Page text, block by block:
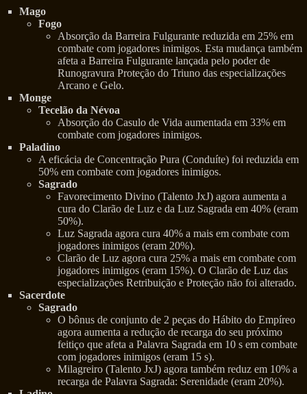
Mago
Fogo
Absorção da Barreira Fulgurante reduzida em 25% em
combate com jogadores inimigos. Esta mudança também
afeta a Barreira Fulgurante lançada pelo poder de
Runogravura Proteção do Triuno das especializações
Arcano e Gelo.
Monge
Tecelão da Névoa
Absorção do Casulo de Vida aumentada em 33% em
combate com jogadores inimigos.
Paladino
A eficácia de Concentração Pura (Conduíte) foi reduzida em
50% em combate com jogadores inimigos.
Sagrado
Favorecimento Divino (Talento JxJ) agora aumenta a
cura do Clarão de Luz e da Luz Sagrada em 40% (eram
50%).
Luz Sagrada agora cura 40% a mais em combate com
jogadores inimigos (eram 20%).
Clarão de Luz agora cura 25% a mais em combate com
jogadores inimigos (eram 15%). O Clarão de Luz das
especializações Retribuição e Proteção não foi alterado.
Sacerdote
Sagrado
O bônus de conjunto de 2 peças do Hábito do Empíreo
agora aumenta a redução de recarga do seu próximo
feitiço que afeta a Palavra Sagrada em 10 s em combate
com jogadores inimigos (eram 15 s).
Milagreiro (Talento JxJ) agora também reduz em 10% a
recarga de Palavra Sagrada: Serenidade (eram 20%).